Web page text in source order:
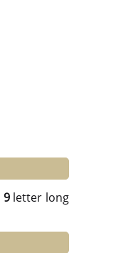
9letter long